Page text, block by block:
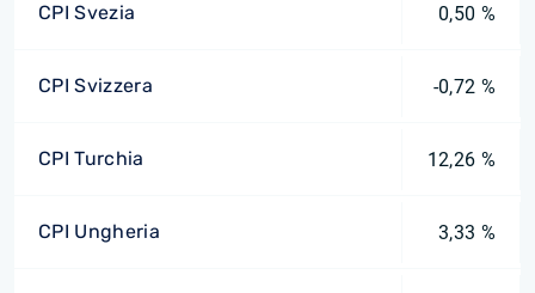
CPI Svezia 0,50 %
CPI Svizzera -0,72 %
CPI Turchia 12,26 %
CPI Ungheria 3,33 %